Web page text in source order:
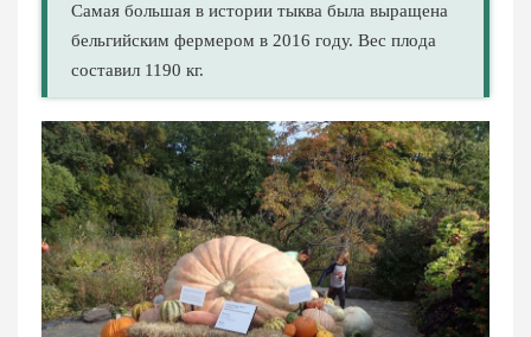
Самая большая в истории тыква была выращена
бельгийским фермером в 2016 году. Вес плода
составил 1190 кг.